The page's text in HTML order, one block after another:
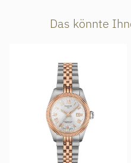
Das könnte